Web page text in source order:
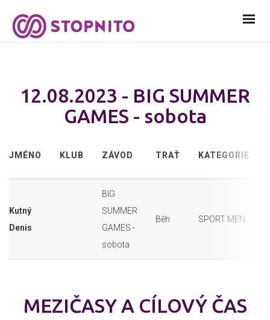
12.08.2023 - BIG SUMMER
GAMES - sobota
JMÉNO KLUB ZÁVOD TRAŤ KATEGORIE
Kutný
Denis
BIG
SUMMER
GAMES -
sobota
Běh SPORT MEN
MEZIČASY A CÍLOVÝ ČAS